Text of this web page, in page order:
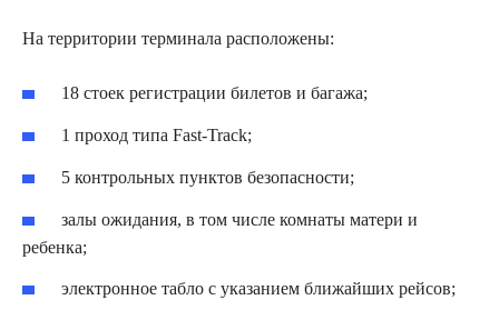
На территории терминала расположены:
18 стоек регистрации билетов и багажа;
1 проход типа Fast-Track;
5 контрольных пунктов безопасности;
залы ожидания, в том числе комнаты матери и
ребенка;
электронное табло с указанием ближайших рейсов;